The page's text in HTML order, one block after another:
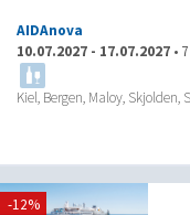
AIDAnova
10.07.2027 - 17.07.2027 •
Kiel, Bergen, Maloy, Skjolden,
-12%